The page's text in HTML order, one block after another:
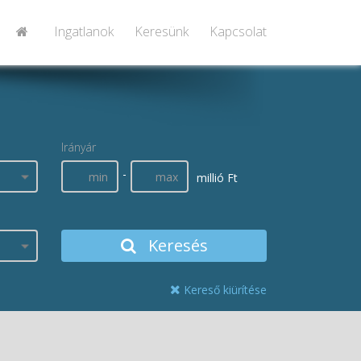
Ingatlanok Keresünk Kapcsolat
Irányár
-
millió Ft
Keresés
Kereső kiürítése